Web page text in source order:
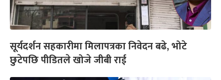
सूर्यदर्शन सहकारीमा मिलापत्रका निवेदन बढे, भोटे
छुटेपछि पीडितले खोजे जीबी राई